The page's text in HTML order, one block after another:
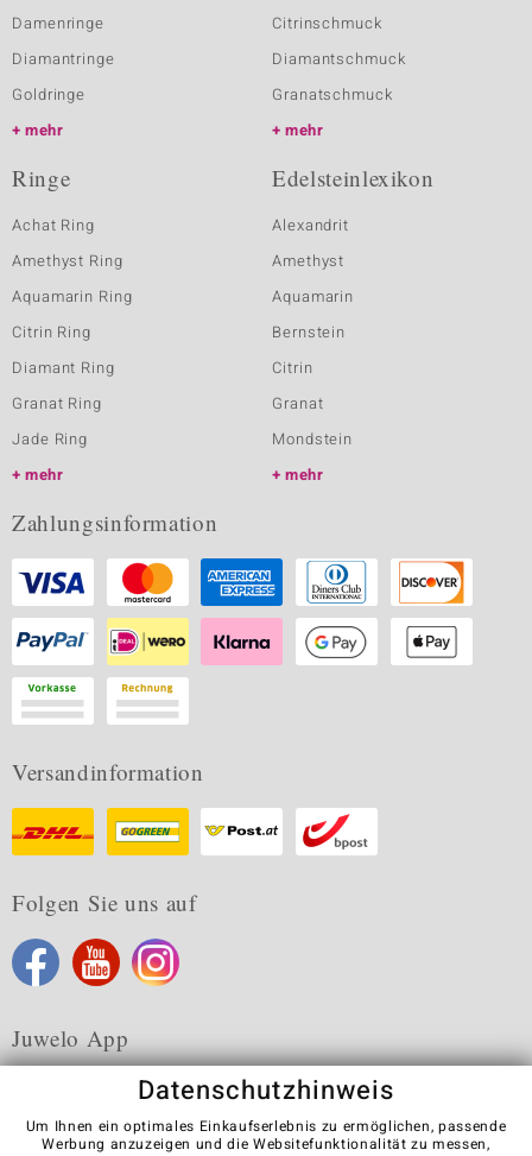
Damenringe
Diamantringe
Goldringe
mehr
Citrinschmuck
Diamantschmuck
Granatschmuck
mehr
Ringe
Achat Ring
Amethyst Ring
Aquamarin Ring
Citrin Ring
Diamant Ring
Granat Ring
Jade Ring
mehr
Edelsteinlexikon
Alexandrit
Amethyst
Aquamarin
Bernstein
Citrin
Granat
Mondstein
mehr
Zahlungsinformation
Versandinformation
Folgen Sie uns auf
Juwelo App
Datenschutzhinweis
Um Ihnen ein optimales Einkaufserlebnis zu ermöglichen, passende
Werbung anzuzeigen und die Websitefunktionalität zu messen,